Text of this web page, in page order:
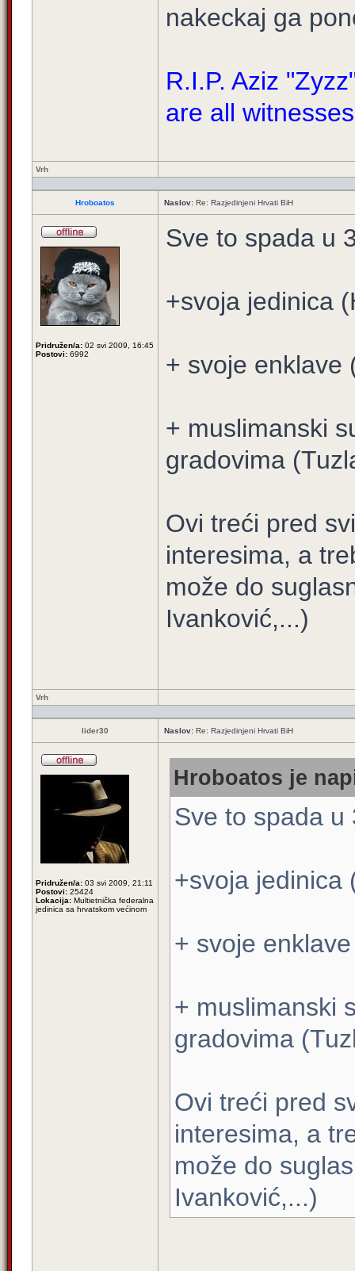
nakeckaj ga
R.I.P. Aziz
are all witnesses
Vrh
Hroboatos Naslov: Re: Razjedinjeni Hrvati BiH
Pridružen/a: 02 svi 2009, 16:45
Postovi: 6992
Sve to spada u
+svoja jedinica
+ svoje enklave
+ muslimanski
gradovima
Ovi treći pred
interesima, a
može do
Ivanković,...)
Vrh
lider30 Naslov: Re: Razjedinjeni Hrvati BiH
Pridružen/a: 03 svi 2009, 21:11
Postovi: 25424
Lokacija: Multietnička federalna
jedinica sa hrvatskom većinom
Hroboatos je
Sve to spada u
+svoja jedinica
+ svoje
+ muslimanski
gradovima
Ovi treći pred
interesima, a
može do
Ivanković,...)